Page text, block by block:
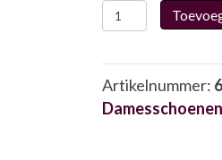
Laura
Vita
6082
aantal
Artikelnummer:
Damesschoenen